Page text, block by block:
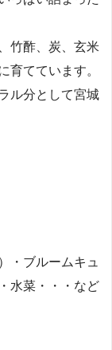
竹酢、炭、玄米
育てています。
ル分として宮城
・ブルームキュ
水菜・・・など